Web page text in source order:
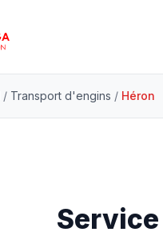
/ Transport d'engins / Héron